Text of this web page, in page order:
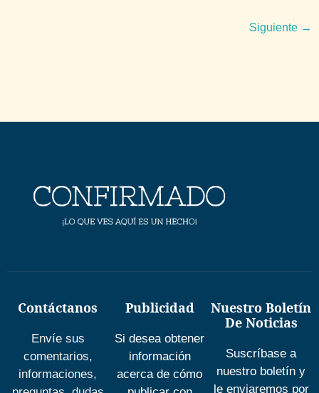
Siguiente →
Contáctanos
Envíe sus
comentarios,
informaciones,
Publicidad
Si desea obtener
información
acerca de cómo
Nuestro Boletín
De Noticias
Suscríbase a
nuestro boletín y
le enviaremos por